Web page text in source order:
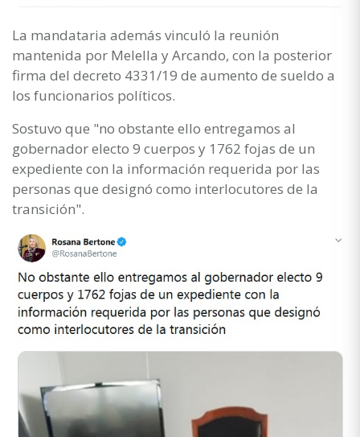
La mandataria además vinculó la reunión
mantenida por Melella y Arcando, con la posterior
firma del decreto 4331/19 de aumento de sueldo a
los funcionarios políticos.
Sostuvo que "no obstante ello entregamos al
gobernador electo 9 cuerpos y 1762 fojas de un
expediente con la información requerida por las
personas que designó como interlocutores de la
transición".